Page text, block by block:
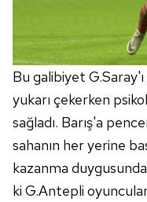
Bu galibiyet
yukarı çekerken
sağladı. Barış'a
sahanın her yerine
kazanma
ki G.Antepli oyuncular